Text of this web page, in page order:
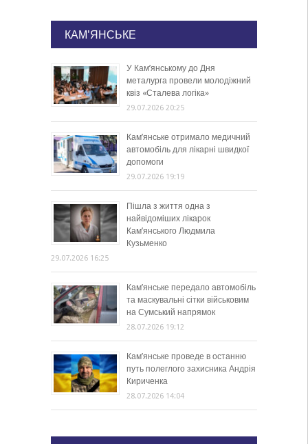
КАМ'ЯНСЬКЕ
У Кам’янському до Дня
металурга провели молодіжний
квіз «Сталева логіка»
29.07.2026 20:25
Кам’янське отримало медичний
автомобіль для лікарні швидкої
допомоги
29.07.2026 19:19
Пішла з життя одна з
найвідоміших лікарок
Кам’янського Людмила
Кузьменко
29.07.2026 16:25
Кам’янське передало автомобіль
та маскувальні сітки військовим
на Сумський напрямок
28.07.2026 19:12
Кам’янське проведе в останню
путь полеглого захисника Андрія
Кириченка
28.07.2026 14:04